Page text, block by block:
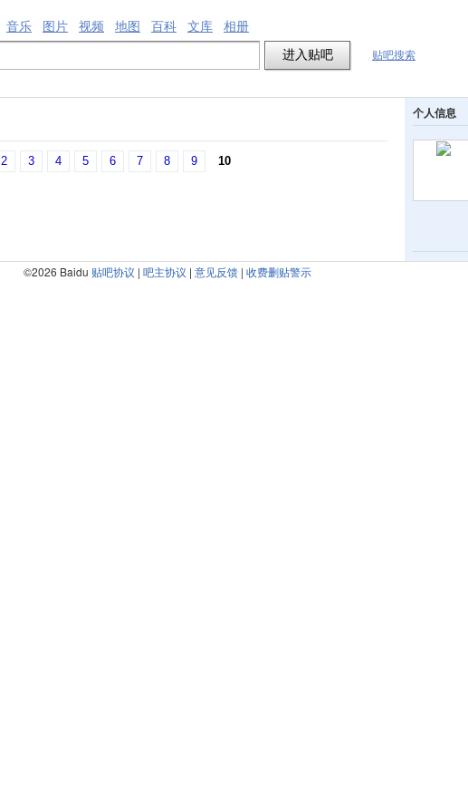
音乐 图片 视频 地图 百科 文库 相册
贴吧搜索
2 3 4 5 6 7 8 9 10
个人信息
©2026 Baidu 贴吧协议 | 吧主协议 | 意见反馈 | 收费删贴警示